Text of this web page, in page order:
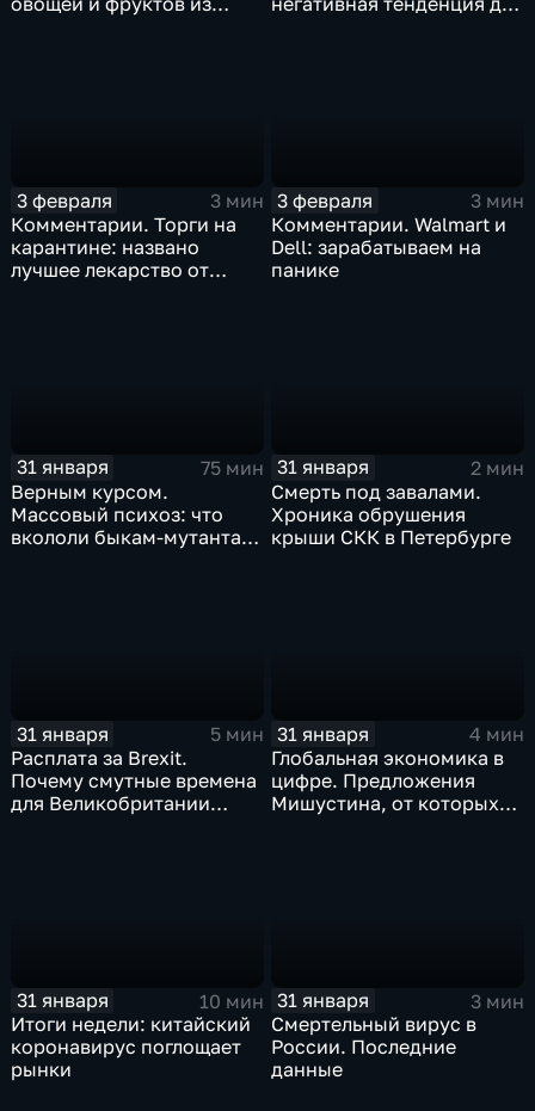
3 февраля
3 мин
Комментарии. Торги на
карантине: названо
лучшее лекарство от
3 февраля
3 мин
Комментарии. Walmart и
Dell: зарабатываем на
панике
31 января
75 мин
Верным курсом.
Массовый психоз: что
вкололи быкам-мутантам,
31 января
2 мин
Смерть под завалами.
Хроника обрушения
крыши СКК в Петербурге
31 января
5 мин
Расплата за Brexit.
Почему смутные времена
для Великобритании
31 января
4 мин
Глобальная экономика в
цифре. Предложения
Мишустина, от которых
31 января
10 мин
Итоги недели: китайский
коронавирус поглощает
рынки
31 января
3 мин
Смертельный вирус в
России. Последние
данные